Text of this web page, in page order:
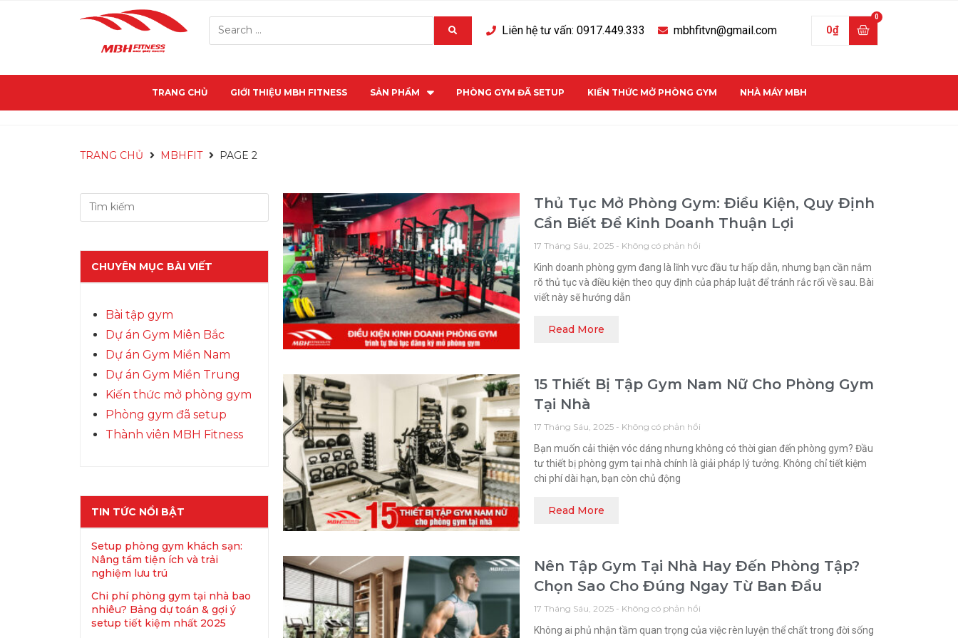
Liên hệ tư vấn: 0917.449.333 mbhfitvn@gmail.com 0₫
TRANG CHỦ GIỚI THIỆU MBH FITNESS SẢN PHẨM PHÒNG GYM ĐÃ SETUP KIẾN THỨC MỞ PHÒNG GYM NHÀ MÁY MBH
TRANG CHỦ MBHFIT PAGE 2
CHUYÊN MỤC BÀI VIẾT
Bài tập gym
Dự án Gym Miên Bắc
Dự án Gym Miền Nam
Dự án Gym Miền Trung
Kiến thức mở phòng gym
Phòng gym đã setup
Thành viên MBH Fitness
TIN TỨC NỔI BẬT
Setup phòng gym khách sạn:
Nâng tầm tiện ích và trải
nghiệm lưu trú
Chi phí phòng gym tại nhà bao
nhiêu? Bảng dự toán & gợi ý
setup tiết kiệm nhất 2025
Thủ Tục Mở Phòng Gym: Điều Kiện, Quy Định
Cần Biết Để Kinh Doanh Thuận Lợi
17 Tháng Sáu, 2025 Không có phản hồi
Kinh doanh phòng gym đang là lĩnh vực đầu tư hấp dẫn, nhưng bạn cần nắm
rõ thủ tục và điều kiện theo quy định của pháp luật để tránh rắc rối về sau. Bài
viết này sẽ hướng dẫn
Read More
15 Thiết Bị Tập Gym Nam Nữ Cho Phòng Gym
Tại Nhà
17 Tháng Sáu, 2025 Không có phản hồi
Bạn muốn cải thiện vóc dáng nhưng không có thời gian đến phòng gym? Đầu
tư thiết bị phòng gym tại nhà chính là giải pháp lý tưởng. Không chỉ tiết kiệm
chi phí dài hạn, bạn còn chủ động
Read More
Nên Tập Gym Tại Nhà Hay Đến Phòng Tập?
Chọn Sao Cho Đúng Ngay Từ Ban Đầu
17 Tháng Sáu, 2025 Không có phản hồi
Không ai phủ nhận tầm quan trọng của việc rèn luyện thể chất trong đời sống